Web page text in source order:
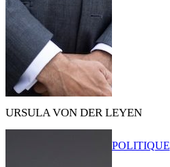
URSULA VON DER LEYEN
POLITIQUE